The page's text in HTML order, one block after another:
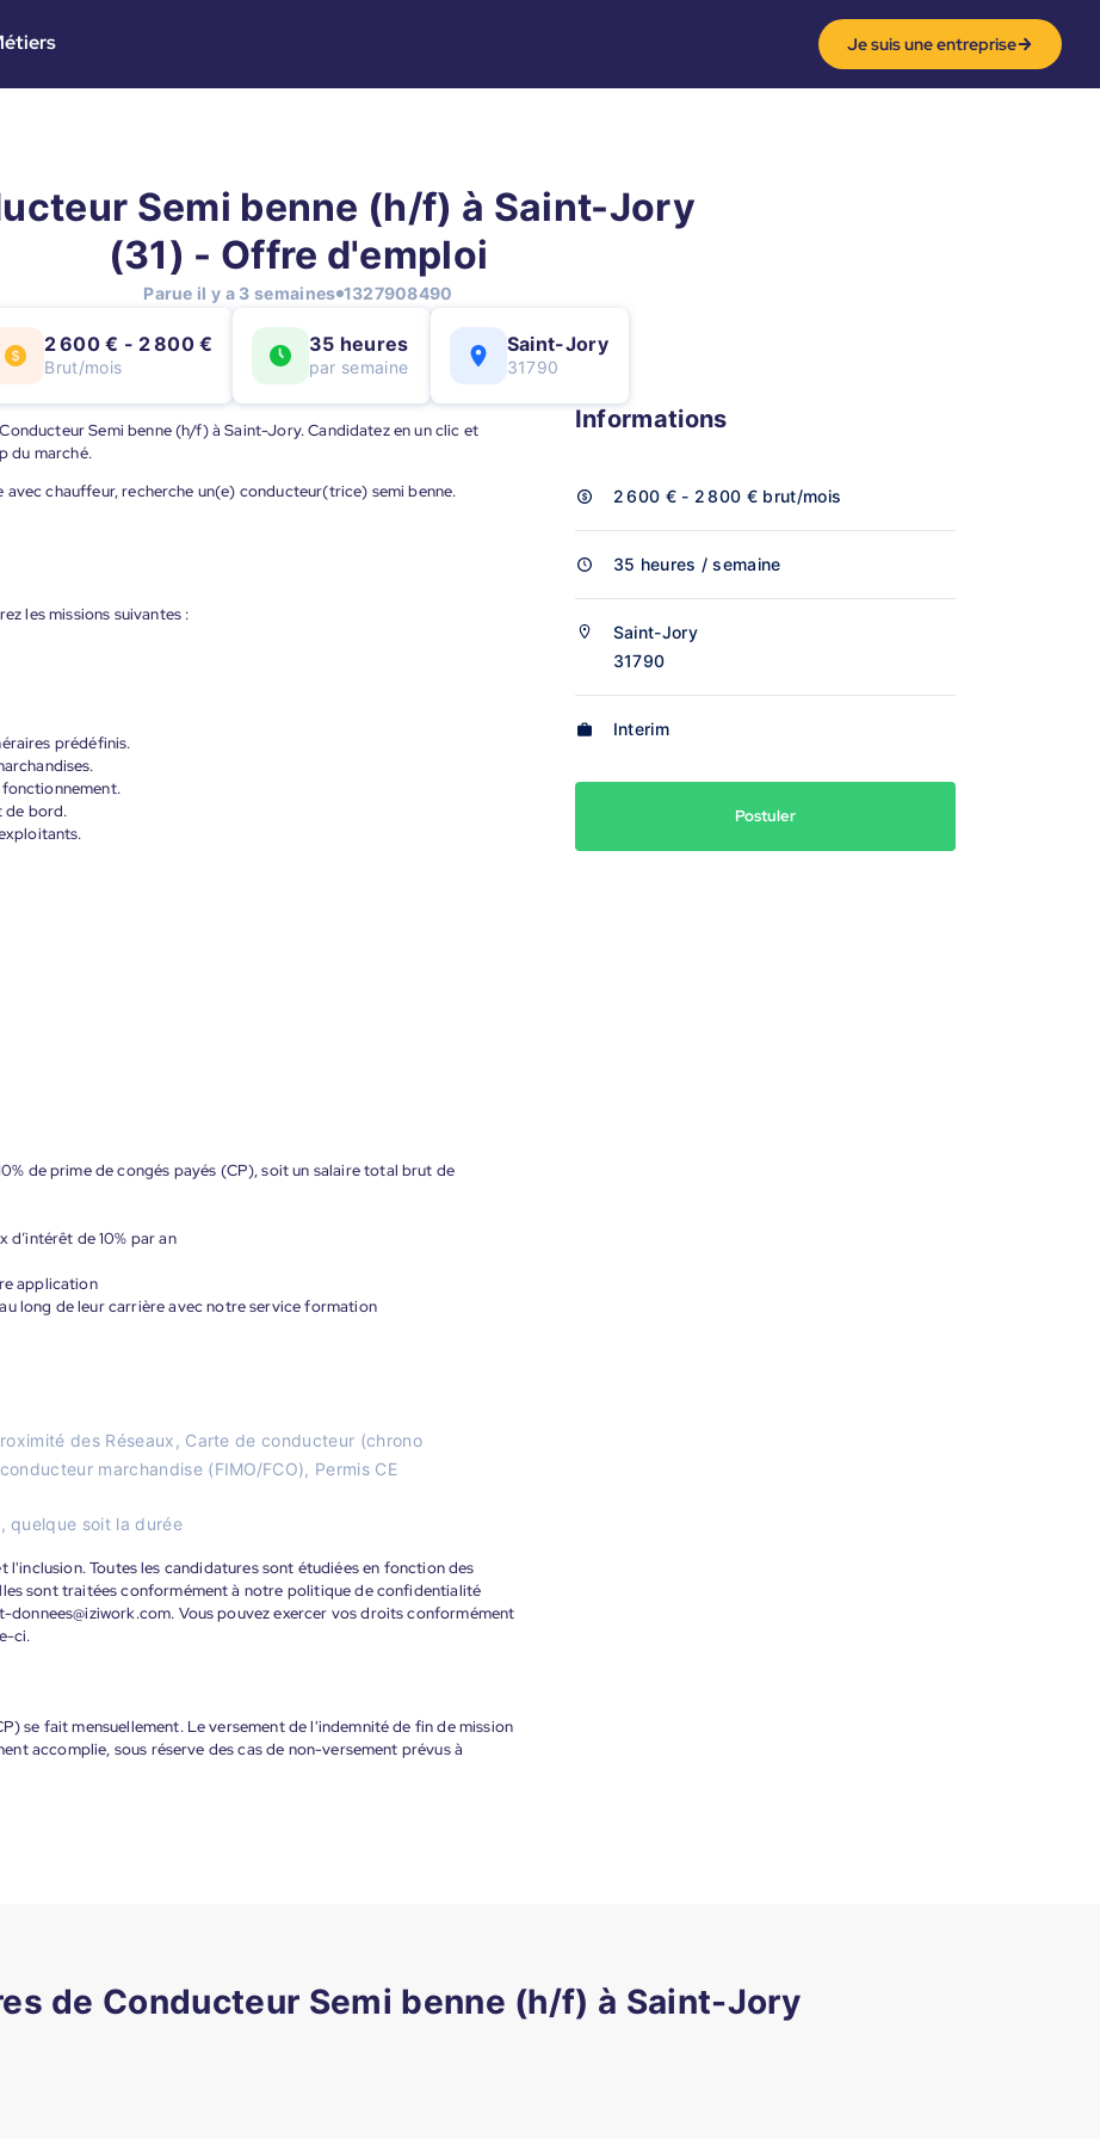
Je suis une entreprise
Semi benne (h/f) à Saint-Jory
(31) - Offre d'emploi
Parue il y a 3 semaines 1327908490
2 600 € - 2 800 €
Brut/mois
35 heures
par semaine
Saint-Jory
31790
Semi benne (h/f) à Saint-Jory. Candidatez en un clic et
du marché.
chauffeur, recherche un(e) conducteur(trice) semi benne.
les missions suivantes :
prédéfinis.
de bord.
de prime de congés payés (CP), soit un salaire total brut de
d’intérêt de 10% par an
application
long de leur carrière avec notre service formation
des Réseaux, Carte de conducteur (chrono
marchandise (FIMO/FCO), Permis CE
quelque soit la durée
l'inclusion. Toutes les candidatures sont étudiées en fonction des
sont traitées conformément à notre politique de confidentialité
Vous pouvez exercer vos droits conformément
ci.
se fait mensuellement. Le versement de l'indemnité de fin de mission
accomplie, sous réserve des cas de non-versement prévus à
Informations
2 600 € - 2 800 € brut/mois
35 heures / semaine
Saint-Jory
31790
Interim
Postuler
de Conducteur Semi benne (h/f) à Saint-Jory